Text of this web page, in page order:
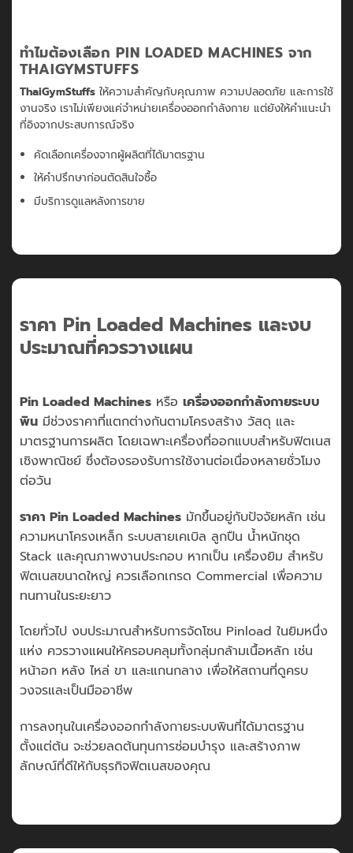
ทำไมต้องเลือก PIN LOADED MACHINES จาก
THAIGYMSTUFFS
ThaiGymStuffs ให้ความสำคัญกับคุณภาพ ความปลอดภัย และการใช้
งานจริง เราไม่เพียงแค่จำหน่ายเครื่องออกกำลังกาย แต่ยังให้คำแนะนำ
ที่อิงจากประสบการณ์จริง
คัดเลือกเครื่องจากผู้ผลิตที่ได้มาตรฐาน
ให้คำปรึกษาก่อนตัดสินใจซื้อ
มีบริการดูแลหลังการขาย
ราคา Pin Loaded Machines และงบ
ประมาณที่ควรวางแผน
Pin Loaded Machines หรือ เครื่องออกกำลังกายระบบ
พิน มีช่วงราคาที่แตกต่างกันตามโครงสร้าง วัสดุ และ
มาตรฐานการผลิต โดยเฉพาะเครื่องที่ออกแบบสำหรับฟิตเนส
เชิงพาณิชย์ ซึ่งต้องรองรับการใช้งานต่อเนื่องหลายชั่วโมง
ต่อวัน
ราคา Pin Loaded Machines มักขึ้นอยู่กับปัจจัยหลัก เช่น
ความหนาโครงเหล็ก ระบบสายเคเบิล ลูกปืน น้ำหนักชุด
Stack และคุณภาพงานประกอบ หากเป็น เครื่องยิม สำหรับ
ฟิตเนสขนาดใหญ่ ควรเลือกเกรด Commercial เพื่อความ
ทนทานในระยะยาว
โดยทั่วไป งบประมาณสำหรับการจัดโซน Pinload ในยิมหนึ่ง
แห่ง ควรวางแผนให้ครอบคลุมทั้งกลุ่มกล้ามเนื้อหลัก เช่น
หน้าอก หลัง ไหล่ ขา และแกนกลาง เพื่อให้สถานที่ดูครบ
วงจรและเป็นมืออาชีพ
การลงทุนในเครื่องออกกำลังกายระบบพินที่ได้มาตรฐาน
ตั้งแต่ต้น จะช่วยลดต้นทุนการซ่อมบำรุง และสร้างภาพ
ลักษณ์ที่ดีให้กับธุรกิจฟิตเนสของคุณ